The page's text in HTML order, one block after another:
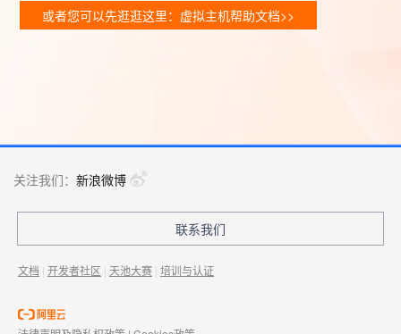
或者您可以先逛逛这里：虚拟主机帮助文档>>